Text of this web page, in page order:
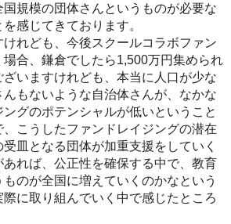
国規模の団体さんというものが必要な
感じてきております。
れども、今後スクールコラボファン
場合、鎌倉でしたら1,500万円集められ
ざいますけれども、本当に人口が少な
んもないような自治体さんが、なかな
グのポテンシャルが低いということ
、こうしたファンドレイジングの潜在
皿となる団体が加重支援をしていく
あれば、公正性を確保する中で、教育
のが全国に増えていくのかなという
際に取り組んでいく中で感じたところ